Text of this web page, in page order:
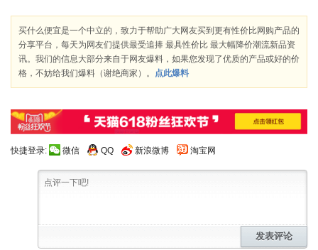
买什么便宜是一个中立的，致力于帮助广大网友买到更有性价比网购产品的
分享平台，每天为网友们提供最受追捧 最具性价比 最大幅降价潮流新品资
讯。我们的信息大部分来自于网友爆料，如果您发现了优质的产品或好的价
格，不妨给我们爆料（谢绝商家）。
点此爆料
快捷登录: 微信 QQ 新浪微博 淘宝网
发表评论